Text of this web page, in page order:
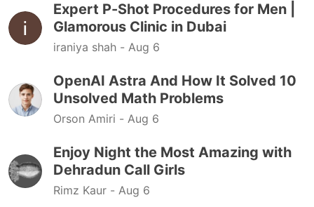
Expert P-Shot Procedures for Men |
Glamorous Clinic in Dubai
iraniya shah - Aug 6
OpenAI Astra And How It Solved 10
Unsolved Math Problems
Orson Amiri - Aug 6
Enjoy Night the Most Amazing with
Dehradun Call Girls
Rimz Kaur - Aug 6